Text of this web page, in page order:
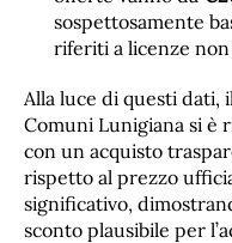
sospettosamente
riferiti a licenze
Alla luce di questi dati,
Comuni Lunigiana si è
con un acquisto
rispetto al prezzo
significativo,
sconto plausibile per